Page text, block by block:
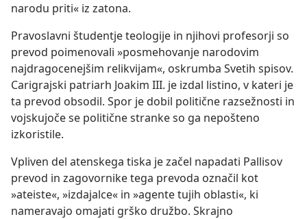
narodu priti« iz zatona.
Pravoslavni študentje teologije in njihovi profesorji so
prevod poimenovali »posmehovanje narodovim
najdragocenejšim relikvijam«, oskrumba Svetih spisov.
Carigrajski patriarh Joakim III. je izdal listino, v kateri je
ta prevod obsodil. Spor je dobil politične razsežnosti in
vojskujoče se politične stranke so ga nepošteno
izkoristile.
Vpliven del atenskega tiska je začel napadati Pallisov
prevod in zagovornike tega prevoda označil kot
»ateiste«, »izdajalce« in »agente tujih oblasti«, ki
nameravajo omajati grško družbo. Skrajno